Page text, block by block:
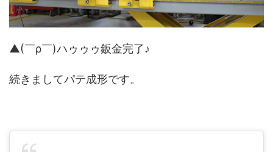
▲(￣ρ￣)ハゥゥゥ鈑金完了♪
続きましてパテ成形です。